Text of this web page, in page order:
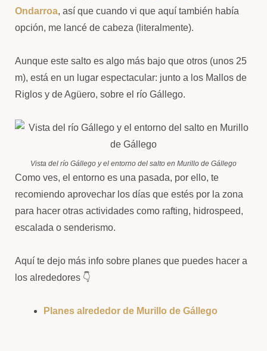
Ondarroa, así que cuando vi que aquí también había
opción, me lancé de cabeza (literalmente).
Aunque este salto es algo más bajo que otros (unos 25
m), está en un lugar espectacular: junto a los Mallos de
Riglos y de Agüero, sobre el río Gállego.
Vista del río Gállego y el entorno del salto en Murillo de Gállego
Como ves, el entorno es una pasada, por ello, te
recomiendo aprovechar los días que estés por la zona
para hacer otras actividades como rafting, hidrospeed,
escalada o senderismo.
Aquí te dejo más info sobre planes que puedes hacer a
los alrededores 👇
Planes alrededor de Murillo de Gállego